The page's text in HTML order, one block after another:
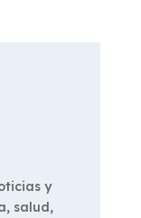
y
salud,